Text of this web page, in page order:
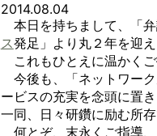
2014.08.04
本日を持ちまして、「
ス発足」より丸２年を迎
これもひとえに温かくご
今後も、「ネットワー
ービスの充実を念頭に置
一同、日々研鑽に励む所存
何とぞ、末永くご指導、